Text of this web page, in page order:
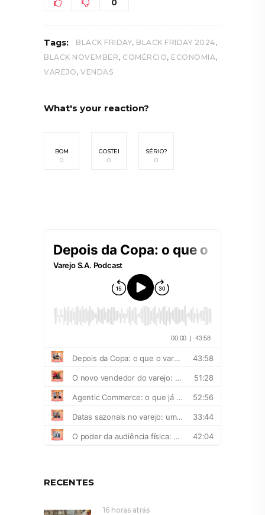
0
Tags: BLACK FRIDAY, BLACK FRIDAY 2024,
BLACK NOVEMBER, COMÉRCIO, ECONOMIA,
VAREJO, VENDAS
What's your reaction?
BOM
0
GOSTEI
0
SÉRIO?
0
RECENTES
16 horas atrás